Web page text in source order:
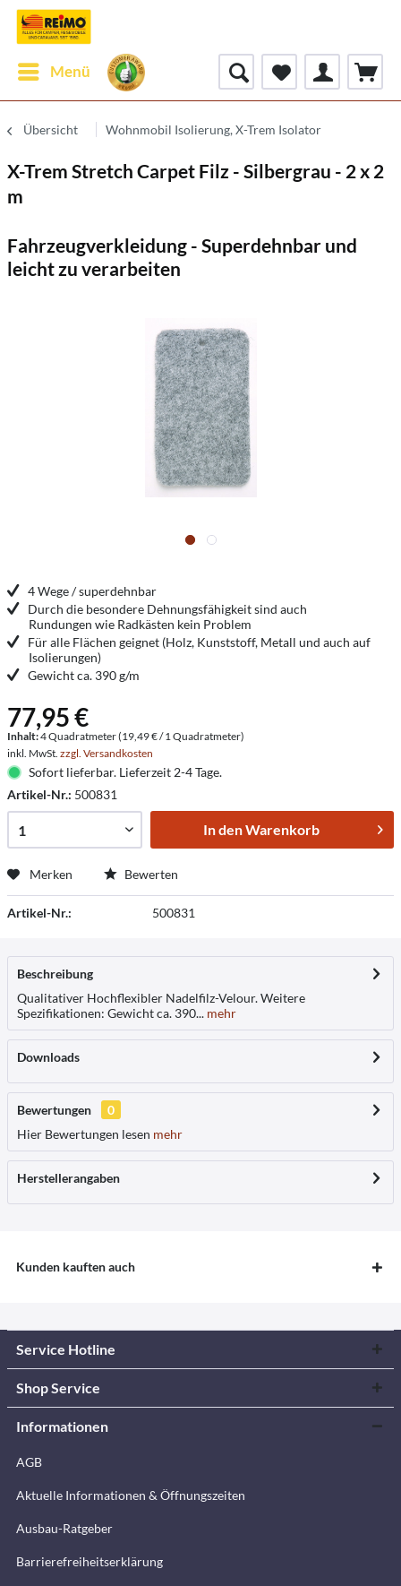
Menü
Übersicht Wohnmobil Isolierung, X-Trem Isolator
X-Trem Stretch Carpet Filz - Silbergrau - 2 x 2
m
Fahrzeugverkleidung - Superdehnbar und
leicht zu verarbeiten
4 Wege / superdehnbar
Durch die besondere Dehnungsfähigkeit sind auch
Rundungen wie Radkästen kein Problem
Für alle Flächen geignet (Holz, Kunststoff, Metall und auch auf
Isolierungen)
Gewicht ca. 390 g/m
77,95 €
Inhalt:4 Quadratmeter (19,49 € / 1 Quadratmeter)
inkl. MwSt. zzgl. Versandkosten
Sofort lieferbar. Lieferzeit 2-4 Tage.
Artikel-Nr.: 500831
In denWarenkorb
Merken Bewerten
Artikel-Nr.: 500831
Beschreibung
Qualitativer Hochflexibler Nadelfilz-Velour. Weitere
Spezifikationen: Gewicht ca. 390... mehr
Downloads
Bewertungen
0
Hier Bewertungen lesen mehr
Herstellerangaben
Kunden kauften auch
Service Hotline
Shop Service
Informationen
AGB
Aktuelle Informationen & Öffnungszeiten
Ausbau-Ratgeber
Barrierefreiheitserklärung